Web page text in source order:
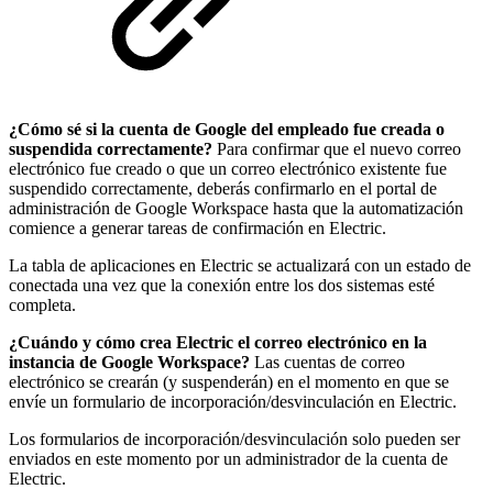
¿Cómo sé si la cuenta de Google del empleado fue creada o
suspendida correctamente? Para confirmar que el nuevo correo
electrónico fue creado o que un correo electrónico existente fue
suspendido correctamente, deberás confirmarlo en el portal de
administración de Google Workspace hasta que la automatización
comience a generar tareas de confirmación en Electric.
La tabla de aplicaciones en Electric se actualizará con un estado de
conectada una vez que la conexión entre los dos sistemas esté
completa.
¿Cuándo y cómo crea Electric el correo electrónico en la
instancia de Google Workspace? Las cuentas de correo
electrónico se crearán (y suspenderán) en el momento en que se
envíe un formulario de incorporación/desvinculación en Electric.
Los formularios de incorporación/desvinculación solo pueden ser
enviados en este momento por un administrador de la cuenta de
Electric.